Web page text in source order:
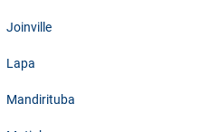
Joinville
Lapa
Mandirituba